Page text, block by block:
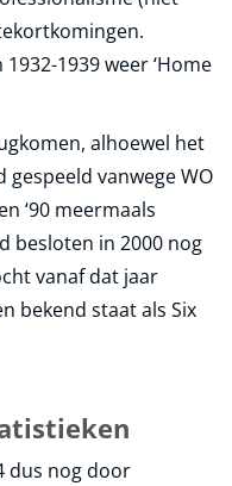
1939 weer ‘Home
alhoewel het
vanwege WO
‘90 meermaals
besloten in 2000 nog
vanaf dat jaar
bekend staat als Six
dus nog door